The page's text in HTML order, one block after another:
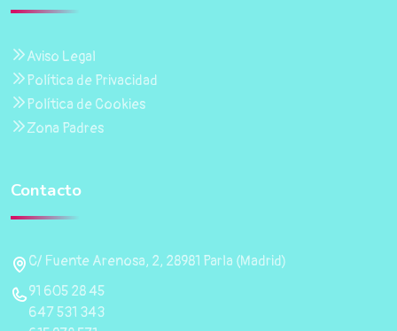
Aviso Legal
Política de Privacidad
Política de Cookies
Zona Padres
Contacto
C/ Fuente Arenosa, 2, 28981 Parla (Madrid)
91 605 28 45
647 531 343